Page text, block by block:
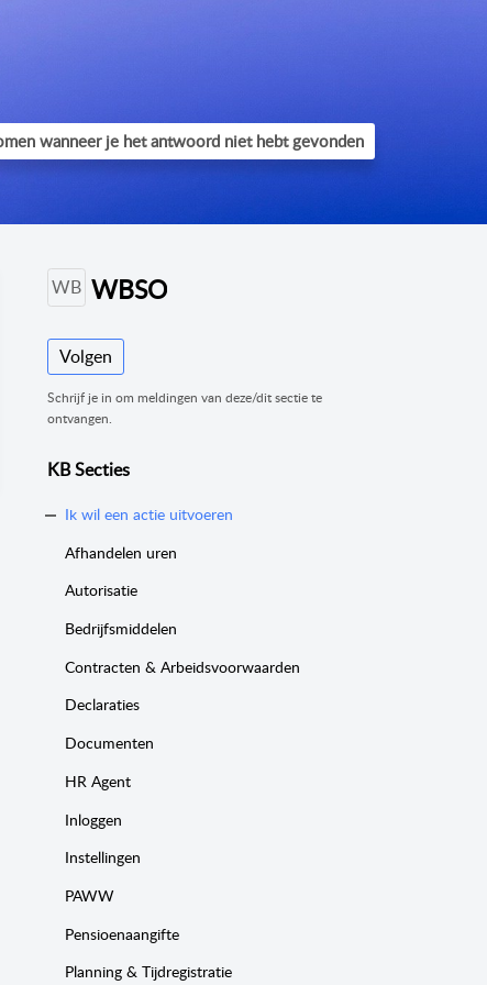
WB WBSO
Volgen
Schrijf je in om meldingen van deze/dit sectie te
ontvangen.
KB Secties
Ik wil een actie uitvoeren
Afhandelen uren
Autorisatie
Bedrijfsmiddelen
Contracten & Arbeidsvoorwaarden
Declaraties
Documenten
HR Agent
Inloggen
Instellingen
PAWW
Pensioenaangifte
Planning & Tijdregistratie